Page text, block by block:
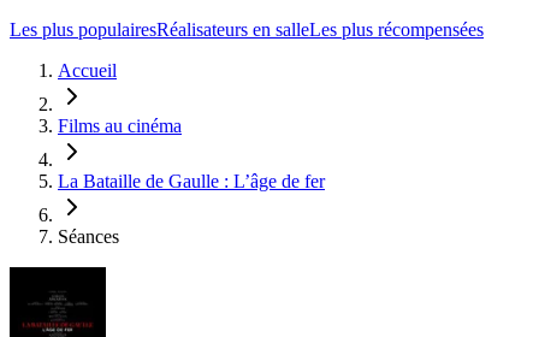
Les plus populairesRéalisateurs en salleLes plus récompensées
Accueil
Films au cinéma
La Bataille de Gaulle : L’âge de fer
Séances